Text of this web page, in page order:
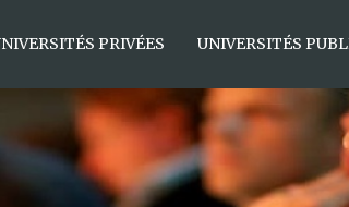
PRIVÉES UNIVERSITÉS